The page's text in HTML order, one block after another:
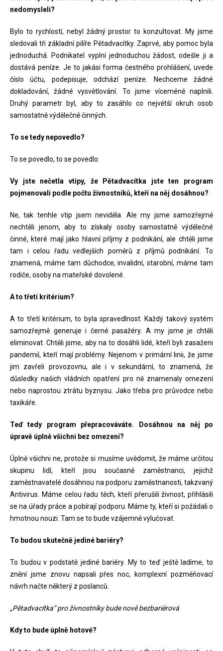
nedomysleli?
Bylo to rychlostí, nebyl žádný prostor to konzultovat. My jsme
sledovali tři základní pilíře Pětadvacítky. Zaprvé, aby pomoc byla
jednoduchá. Podnikatel vyplní jednoduchou žádost, odešle ji a
dostává peníze. Je to jakási forma čestného prohlášení, uvede
číslo účtu, podepisuje, odchází peníze. Nechceme žádné
dokladování, žádné vysvětlování. To jsme víceméně naplnili.
Druhý parametr byl, aby to zasáhlo co největší okruh osob
samostatně výdělečně činných.
To se tedy nepovedlo?
To se povedlo, to se povedlo.
Vy jste nečetla vtipy, že Pětadvacítka jste ten program
pojmenovali podle počtu živnostníků, kteří na něj dosáhnou?
Ne, tak tenhle vtip jsem neviděla. Ale my jsme samozřejmě
nechtěli jenom, aby to získaly osoby samostatně výdělečné
činné, které mají jako hlavní příjmy z podnikání, ale chtěli jsme
tam i celou řadu vedlejších poměrů z příjmů podnikání. To
znamená, máme tam důchodce, invalidní, starobní, máme tam
rodiče, osoby na mateřské dovolené.
A to třetí kritérium?
A to třetí kritérium, to byla spravedlnost. Každý takový systém
samozřejmě generuje i černé pasažéry. A my jsme je chtěli
eliminovat. Chtěli jsme, aby na to dosáhli lidé, kteří byli zasaženi
pandemií, kteří mají problémy. Nejenom v primární linii, že jsme
jim zavřeli provozovnu, ale i v sekundární, to znamená, že
důsledky našich vládních opatření pro ně znamenaly omezení
nebo naprostou ztrátu byznysu. Jako třeba pro průvodce nebo
taxikáře.
Teď tedy program přepracováváte. Dosáhnou na něj po
úpravě úplně všichni bez omezení?
Úplně všichni ne, protože si musíme uvědomit, že máme určitou
skupinu lidí, kteří jsou současně zaměstnanci, jejichž
zaměstnavatelé dosáhnou na podporu zaměstnanosti, takzvaný
Antivirus. Máme celou řadu těch, kteří přerušili živnost, přihlásili
se na úřady práce a pobírají podporu. Máme ty, kteří si požádali o
hmotnou nouzi. Tam se to bude vzájemně vylučovat.
To budou skutečně jediné bariéry?
To budou v podstatě jediné bariéry. My to teď ještě ladíme, to
znění jsme znovu napsali přes noc, komplexní pozměňovací
návrh načte některý z poslanců.
„Pětadvacítka“ pro živnostníky bude nově bezbariérová
Kdy to bude úplně hotové?